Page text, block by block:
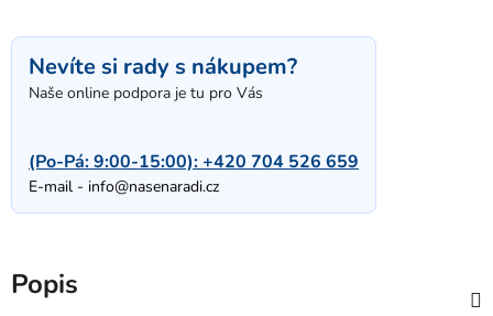
Nevíte si rady s nákupem?
Naše online podpora je tu pro Vás
(Po-Pá: 9:00-15:00):+420 704 526 659
E-mail - info@nasenaradi.cz
Popis